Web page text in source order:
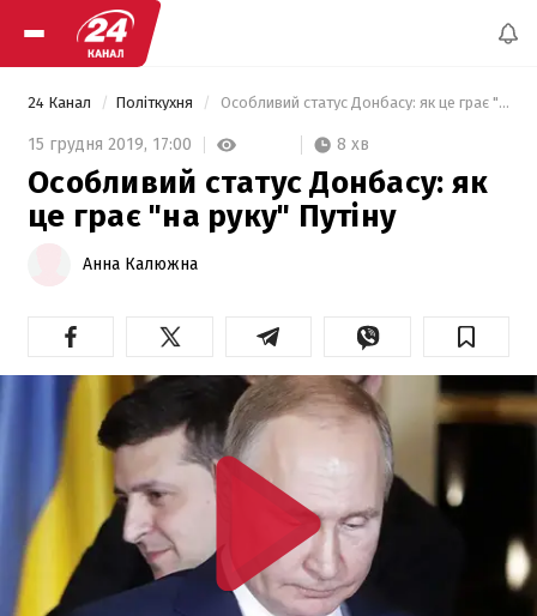
24 Канал Політкухня Особливий статус Донбасу: як це грає "на руку" Путіну
15 грудня 2019, 17:00 8 хв
Особливий статус Донбасу: як
це грає "на руку" Путіну
Анна Калюжна